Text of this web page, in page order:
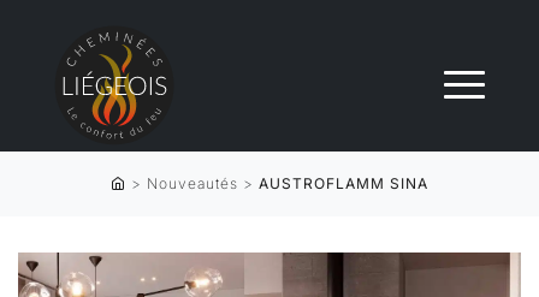
> Nouveautés > AUSTROFLAMM SINA